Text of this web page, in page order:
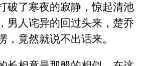
破了寒夜的寂静，惊起清池
男人诧异的回过头来，楚乔
，竟然就说不出话来。